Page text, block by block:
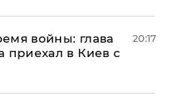
войны: глава
в Киев с
20:17